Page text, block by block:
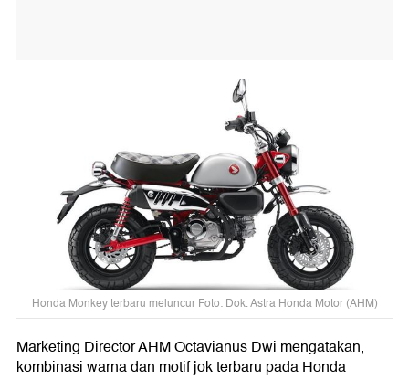
Honda Monkey terbaru meluncur Foto: Dok. Astra Honda Motor (AHM)
Marketing Director AHM Octavianus Dwi mengatakan,
kombinasi warna dan motif jok terbaru pada Honda